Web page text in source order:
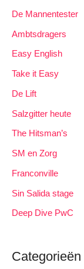
De Mannentester
Ambtsdragers
Easy English
Take it Easy
De Lift
Salzgitter heute
The Hitsman’s
SM en Zorg
Franconville
Sin Salida stage
Deep Dive PwC
Categorieën